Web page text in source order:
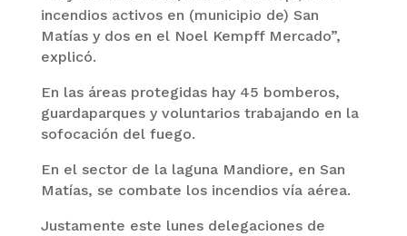
incendios activos en (municipio de) San
Matías y dos en el Noel Kempff Mercado”,
explicó.
En las áreas protegidas hay 45 bomberos,
guardaparques y voluntarios trabajando en la
sofocación del fuego.
En el sector de la laguna Mandiore, en San
Matías, se combate los incendios vía aérea.
Justamente este lunes delegaciones de